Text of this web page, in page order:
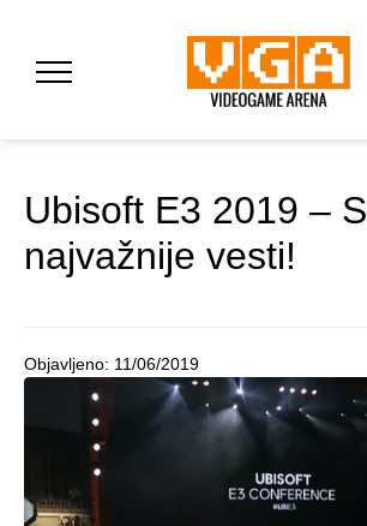
Ubisoft E3 2019 –
najvažnije vesti!
Objavljeno: 11/06/2019